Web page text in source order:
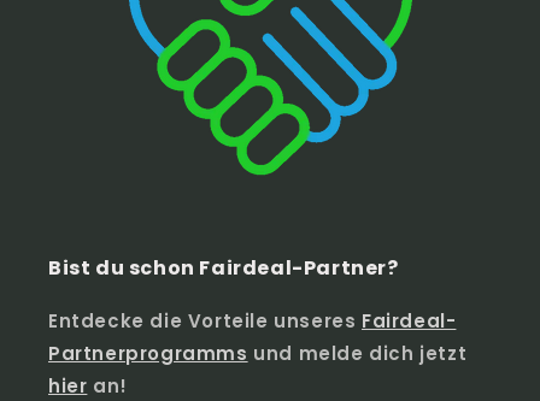
Bist du schon Fairdeal-Partner?
Entdecke die Vorteile unseres Fairdeal-
Partnerprogramms und melde dich jetzt
hier an!